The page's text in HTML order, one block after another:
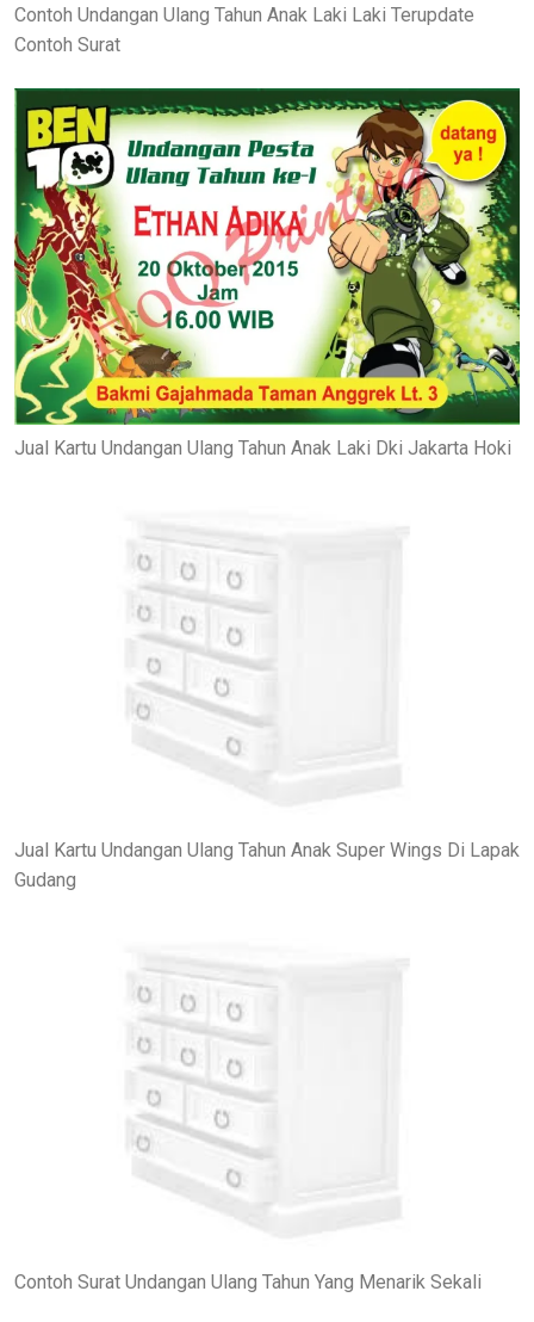
Contoh Undangan Ulang Tahun Anak Laki Laki Terupdate
Contoh Surat
Jual Kartu Undangan Ulang Tahun Anak Laki Dki Jakarta Hoki
Jual Kartu Undangan Ulang Tahun Anak Super Wings Di Lapak
Gudang
Contoh Surat Undangan Ulang Tahun Yang Menarik Sekali